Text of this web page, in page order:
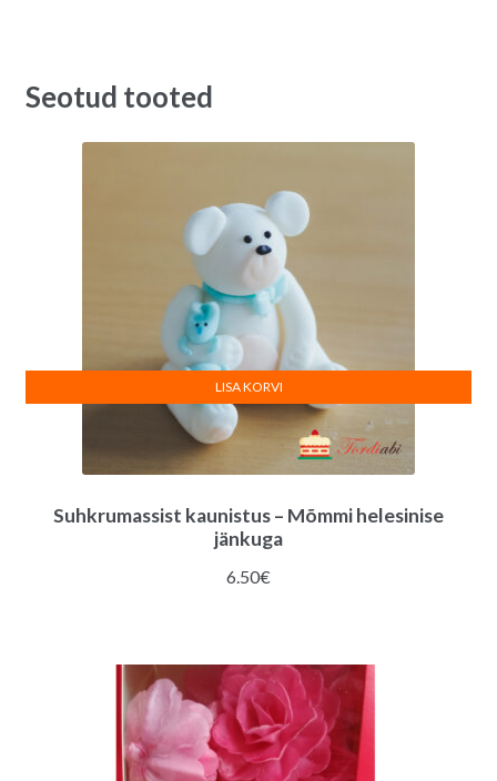
Seotud tooted
Suhkrumassist kaunistus – Mõmmi helesinise
jänkuga
6.50€
LISA KORVI